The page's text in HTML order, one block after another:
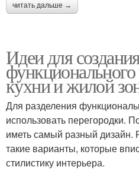
читать дальше →
Идеи для
функционального
кухни и жилой
Для разделения
использовать перегородки.
иметь самый разный дизайн.
такие варианты, которые
стилистику интерьера.